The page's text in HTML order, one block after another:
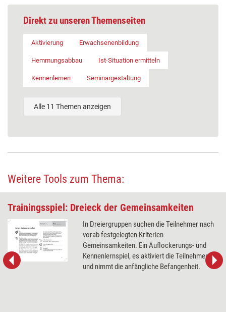
Direkt zu unseren Themenseiten
Aktivierung Erwachsenenbildung
Hemmungsabbau Ist-Situation ermitteln
Kennenlernen Seminargestaltung
Alle 11 Themen anzeigen
Weitere Tools zum Thema:
Trainingsspiel: Dreieck der Gemeinsamkeiten
In Dreiergruppen suchen die Teilnehmer nach
vorab festgelegten Kriterien
Gemeinsamkeiten. Ein Auflockerungs- und
Kennenlernspiel, es aktiviert die Teilnehmer
und nimmt die anfängliche Befangenheit.